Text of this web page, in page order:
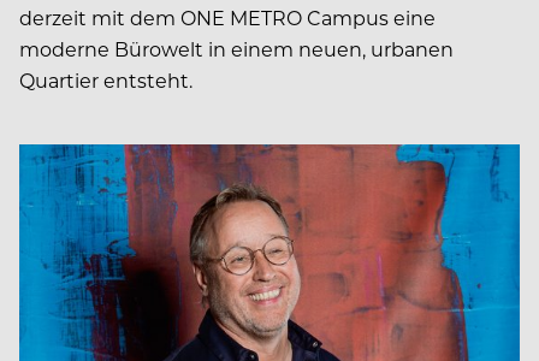
derzeit mit dem ONE METRO Campus eine
moderne Bürowelt in einem neuen, urbanen
Quartier entsteht.